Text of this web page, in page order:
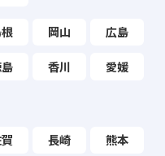
岡山 広島
香川 愛媛
長崎 熊本